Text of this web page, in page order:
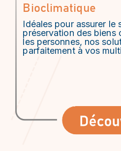
Bioclimatique
Idéales pour assurer le
préservation des biens
les personnes, nos
parfaitement à vos